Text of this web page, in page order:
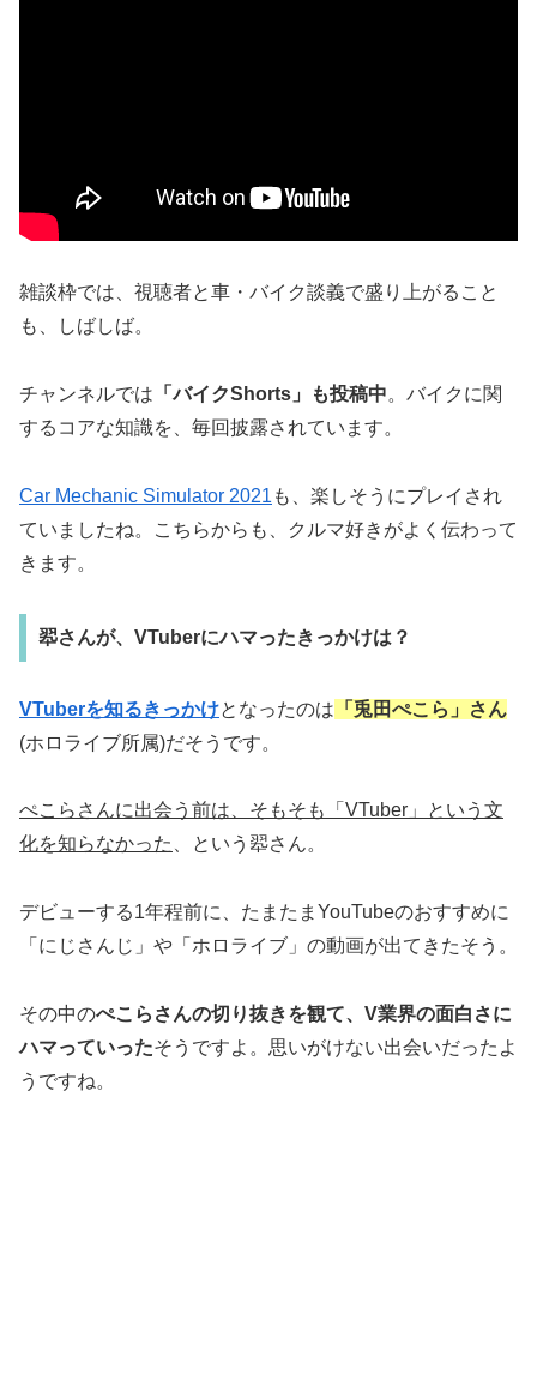
雑談枠では、視聴者と車・バイク談義で盛り上がること
も、しばしば。
チャンネルでは 「バイクShorts」も投稿中。バイクに関
するコアな知識を、毎回披露されています。
Car Mechanic Simulator 2021 も、楽しそうにプレイされ
ていましたね。こちらからも、クルマ好きがよく伝わって
きます。
翆さんが、VTuberにハマったきっかけは？
VTuberを知るきっかけとなったのは 「兎田ぺこら」さん
(ホロライブ所属)だそうです。
ぺこらさんに出会う前は、そもそも「VTuber」という文
化を知らなかった
、という翆さん。
デビューする1年程前に、たまたまYouTubeのおすすめに
「にじさんじ」や「ホロライブ」の動画が出てきたそう。
その中のぺこらさんの切り抜きを観て、V業界の面白さに
ハマっていったそうですよ。思いがけない出会いだったよ
うですね。